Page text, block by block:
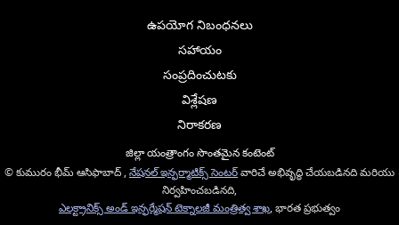
ఉపయోగ నిబంధనలు
సహాయం
సంప్రదించుటకు
విశ్లేషణ
నిరాకరణ
జిల్లా యంత్రాంగం సొంతమైన కంటెంట్
© కుమురం భీమ్ ఆసిఫాబాద్ , నేషనల్ ఇన్ఫర్మాటిక్స్ సెంటర్వారిచే అభివృద్ధి చేయబడినది మరియు
నిర్వహించబడినది,
ఎలక్ట్రానిక్స్ అండ్ ఇన్ఫర్మేషన్ టెక్నాలజీ మంత్రిత్వ శాఖ, భారత ప్రభుత్వం